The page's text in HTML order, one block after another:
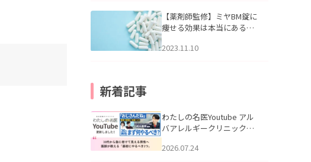
【薬剤師監修】ミヤBM錠に
痩せる効果は本当にある
2023.11.10
新着記事
わたしの名医Youtube アル
バアレルギークリニック札
える男性へ｜医師が教える
2026.07.24